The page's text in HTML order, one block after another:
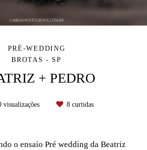
PRÉ-WEDDING
BROTAS - SP
+ PEDRO
visualizações 8curtidas
o ensaio Pré wedding da Beatriz